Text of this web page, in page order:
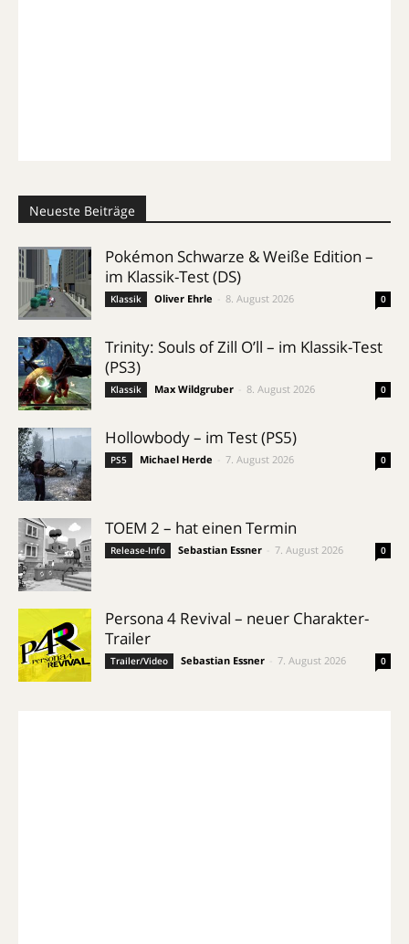
Neueste Beiträge
Pokémon Schwarze & Weiße Edition –
im Klassik-Test (DS)
Klassik Oliver Ehrle 8. August 2026 0
Trinity: Souls of Zill O’ll – im Klassik-Test
(PS3)
Klassik Max Wildgruber 8. August 2026 0
Hollowbody – im Test (PS5)
PS5 Michael Herde 7. August 2026 0
TOEM 2 – hat einen Termin
Release-Info Sebastian Essner 7. August 2026 0
Persona 4 Revival – neuer Charakter-
Trailer
Trailer/Video Sebastian Essner 7. August 2026 0